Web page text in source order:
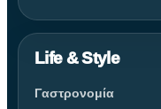
Life & Style
Γαστρονομία